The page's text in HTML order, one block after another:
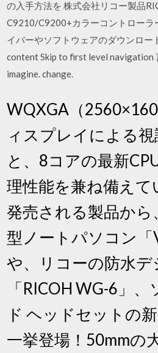
の入手方法を 株式会社リコー製品
C9210/C9200+カラーコントローラ
イバーやソフトウェアのダウンロー
content Skip to first level navigation
imagine. change.
WQXGA（
ィスプレイによる視
と、8コアの最新
理性能を兼ね備えて
発売される製品から
型ノートパソコン「
や、リコーの防水デ
「RICOH WG-6」
ド ヘッドセットの
一挙登場！50mmの